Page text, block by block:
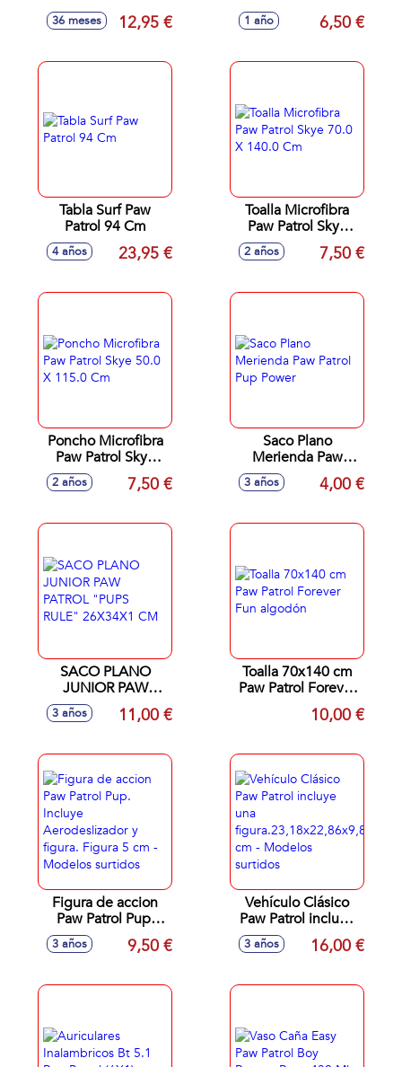
Patrol Con Cedazo,
Pala, Rastrillo Y
36 meses 12,95 €
Cedazo, Regadera,
Pala, Rastrillo Y
1 año 6,50 €
Tabla Surf Paw
Patrol 94 Cm
4 años 23,95 €
Toalla Microfibra
Paw Patrol Skye
70.0 X 140.0 Cm
2 años 7,50 €
Poncho Microfibra
Paw Patrol Skye
50.0 X 115.0 Cm
2 años 7,50 €
Saco Plano
Merienda Paw
Patrol Pup Power
3 años 4,00 €
SACO PLANO
JUNIOR PAW
PATROL "PUPS
RULE" 26X34X1
3 años 11,00 €
Toalla 70x140 cm
Paw Patrol Forever
Fun algodón10,00 €
Figura de accion
Paw Patrol Pup.
Incluye
Aerodeslizador y
- Modelos surtidos
3 años 9,50 €
Vehículo Clásico
Paw Patrol incluye
figura.23,18x22,86x9,84
surtidos
3 años 16,00 €